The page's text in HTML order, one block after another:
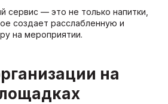
сервис — это не только напитки,
создает расслабленную и
на мероприятии.
на